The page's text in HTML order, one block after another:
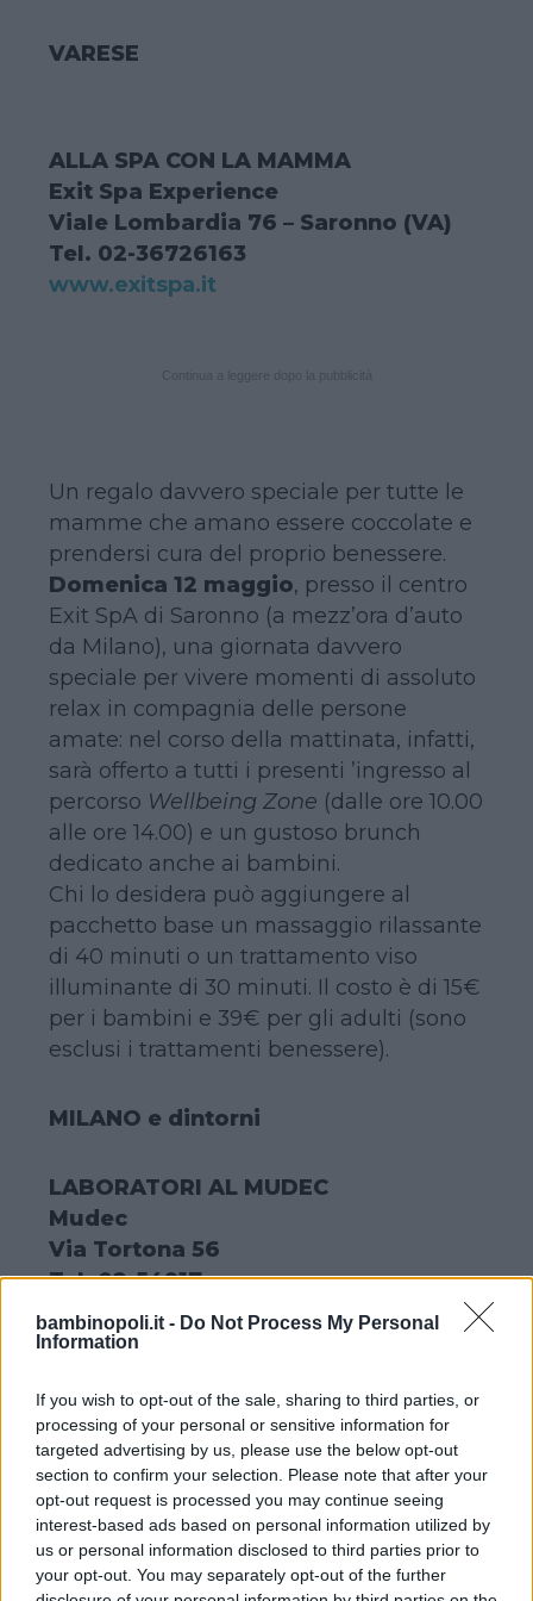
bambinopoli.it - Do Not Process My Personal
Information
If you wish to opt-out of the sale, sharing to third parties, or
processing of your personal or sensitive information for
targeted advertising by us, please use the below opt-out
section to confirm your selection. Please note that after your
opt-out request is processed you may continue seeing
interest-based ads based on personal information utilized by
us or personal information disclosed to third parties prior to
your opt-out. You may separately opt-out of the further
VARESE
ALLA SPA CON LA MAMMA
Exit Spa Experience
Viale Lombardia 76 – Saronno (VA)
Tel. 02-36726163
www.exitspa.it
Un regalo davvero speciale per tutte le
mamme che amano essere coccolate e
prendersi cura del proprio benessere.
Domenica 12 maggio, presso il centro
Exit SpA di Saronno (a mezz’ora d’auto
da Milano), una giornata davvero
speciale per vivere momenti di assoluto
relax in compagnia delle persone
amate: nel corso della mattinata, infatti,
sarà offerto a tutti i presenti ’ingresso al
percorso Wellbeing Zone (dalle ore 10.00
alle ore 14.00) e un gustoso brunch
dedicato anche ai bambini.
Chi lo desidera può aggiungere al
pacchetto base un massaggio rilassante
di 40 minuti o un trattamento viso
illuminante di 30 minuti. Il costo è di 15€
per i bambini e 39€ per gli adulti (sono
esclusi i trattamenti benessere).
MILANO e dintorni
LABORATORI AL MUDEC
Mudec
Via Tortona 56
Tel. 02-54917
www.mudec.it
Alle ore 17.30, in occasione della Festa
della mamma, un laboratorio speciale
per mamme e bambino che unisce
l’attività creativa alla visita guidata alla
collezione permanente del museo. Il
laboratorio, dedicato ai bimbi dai 6 agli
11 anni, vede coinvolti le mamme e i loro